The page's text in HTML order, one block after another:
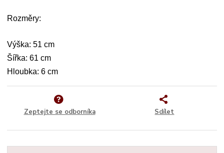
Rozměry:
Výška: 51 cm
Šířka: 61 cm
Hloubka: 6 cm
Zeptejte se odborníka Sdílet